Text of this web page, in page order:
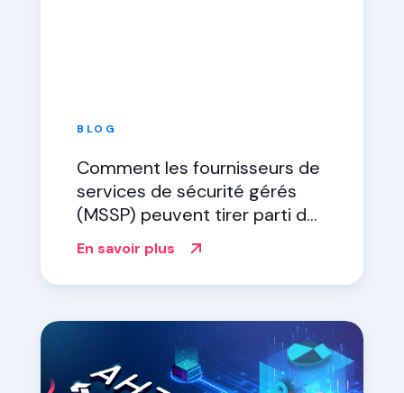
BLOG
Comment les fournisseurs de
services de sécurité gérés
(MSSP) peuvent tirer parti de
l'automatisation de la sécurité
En savoir plus